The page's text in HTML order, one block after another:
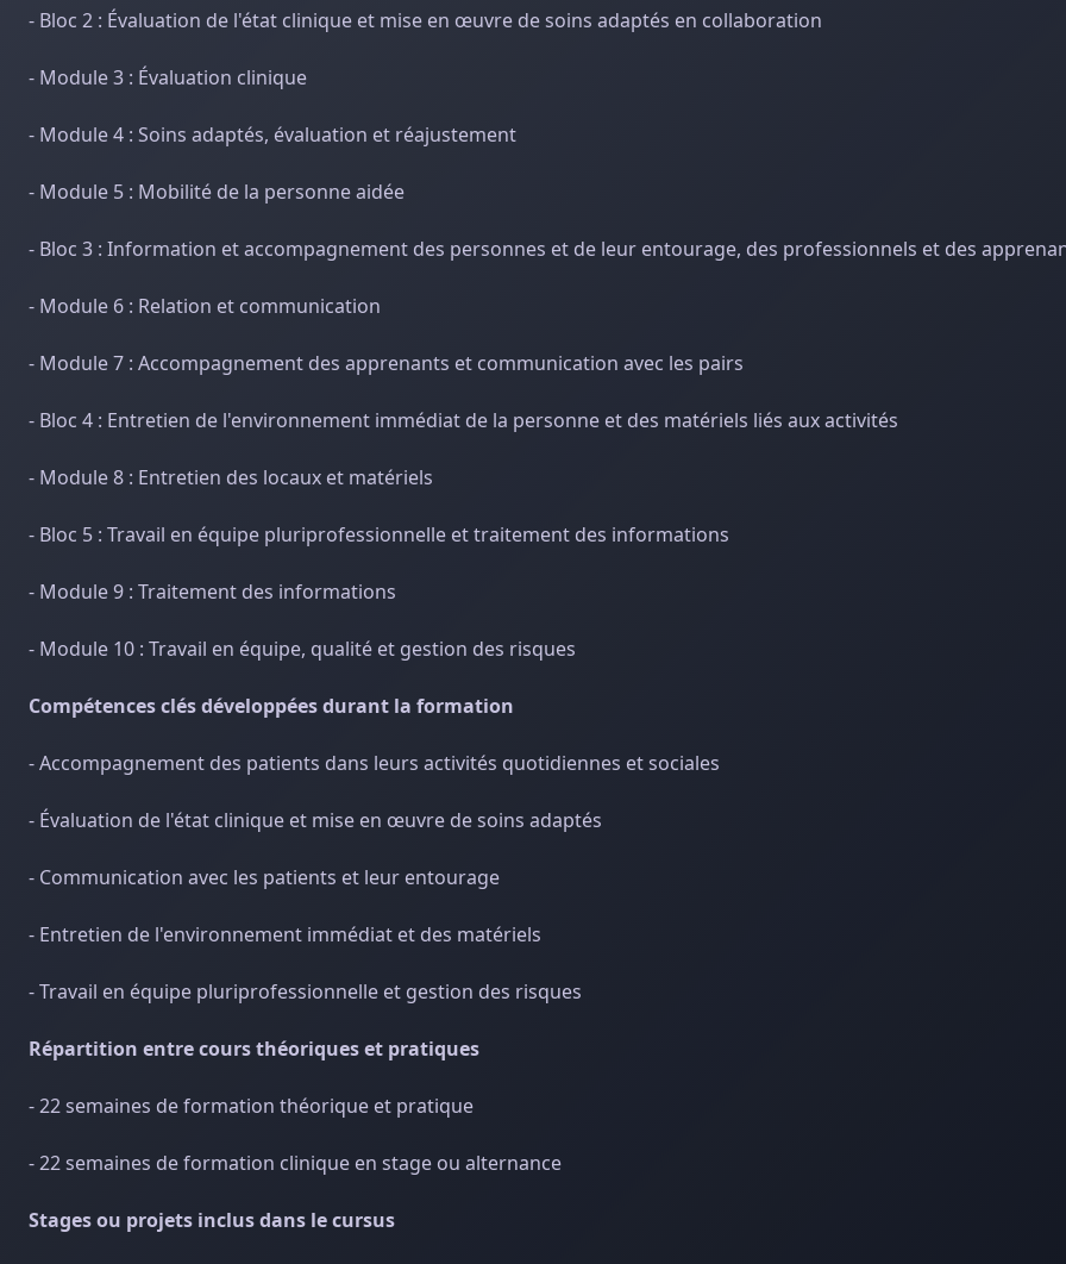
- Bloc 2 : Évaluation de l'état clinique et mise en œuvre de soins adaptés en collaboration
- Module 3 : Évaluation clinique
- Module 4 : Soins adaptés, évaluation et réajustement
- Module 5 : Mobilité de la personne aidée
- Bloc 3 : Information et accompagnement des personnes et de leur entourage, des professionnels et des
- Module 6 : Relation et communication
- Module 7 : Accompagnement des apprenants et communication avec les pairs
- Bloc 4 : Entretien de l'environnement immédiat de la personne et des matériels liés aux activités
- Module 8 : Entretien des locaux et matériels
- Bloc 5 : Travail en équipe pluriprofessionnelle et traitement des informations
- Module 9 : Traitement des informations
- Module 10 : Travail en équipe, qualité et gestion des risques
Compétences clés développées durant la formation
- Accompagnement des patients dans leurs activités quotidiennes et sociales
- Évaluation de l'état clinique et mise en œuvre de soins adaptés
- Communication avec les patients et leur entourage
- Entretien de l'environnement immédiat et des matériels
- Travail en équipe pluriprofessionnelle et gestion des risques
Répartition entre cours théoriques et pratiques
- 22 semaines de formation théorique et pratique
- 22 semaines de formation clinique en stage ou alternance
Stages ou projets inclus dans le cursus